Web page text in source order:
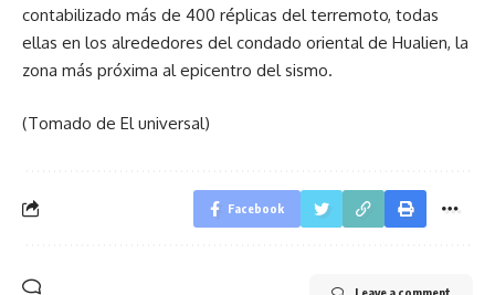
contabilizado más de 400 réplicas del terremoto, todas
ellas en los alrededores del condado oriental de Hualien, la
zona más próxima al epicentro del sismo.
(Tomado de El universal)
Facebook
Leave a comment